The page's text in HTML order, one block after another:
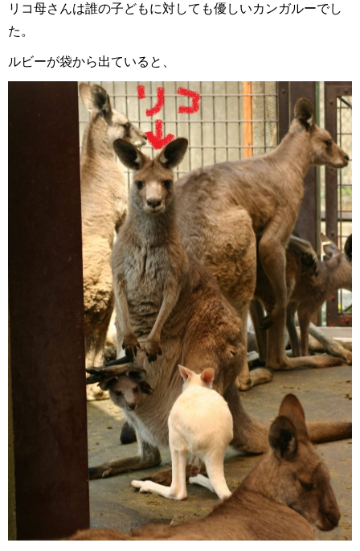
リコ母さんは誰の子どもに対しても優しいカンガルーでし
た。
ルビーが袋から出ていると、